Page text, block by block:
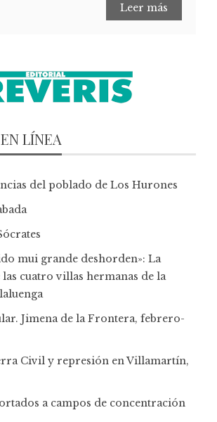
Leer más
LÍNEA
del poblado de Los Hurones
mui grande deshorden»: La
las cuatro villas hermanas de la
Jimena de la Frontera, febrero-
Civil y represión en Villamartín,
a campos de concentración